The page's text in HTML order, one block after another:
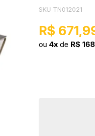
SKU TN012021
R$
ou4x de R$